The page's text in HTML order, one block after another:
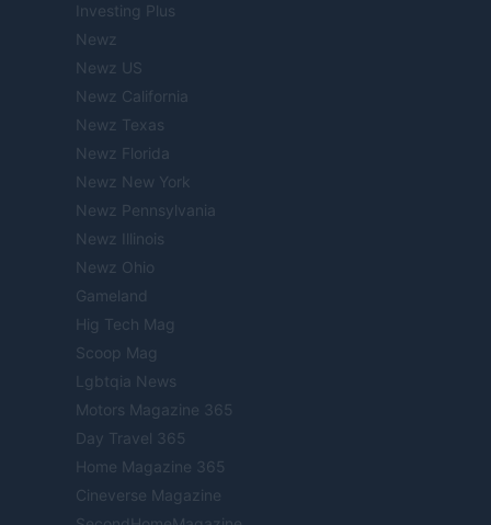
Investing Plus
Newz
Newz US
Newz California
Newz Texas
Newz Florida
Newz New York
Newz Pennsylvania
Newz Illinois
Newz Ohio
Gameland
Hig Tech Mag
Scoop Mag
Lgbtqia News
Motors Magazine 365
Day Travel 365
Home Magazine 365
Cineverse Magazine